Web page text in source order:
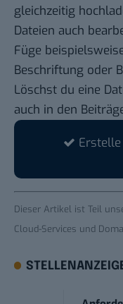
gleichzeitig
Dateien auch
Füge
Beschriftung oder
Löschst du eine
auch in den
Dieser Artikel ist Teil
Cloud-Services und